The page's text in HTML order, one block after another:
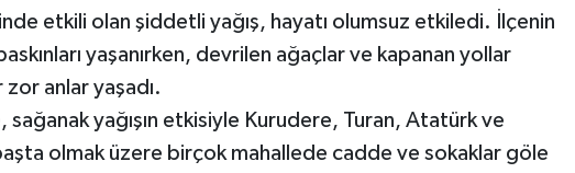
etkili olan şiddetli yağış, hayatı olumsuz etkiledi. İlçenin
yaşanırken, devrilen ağaçlar ve kapanan yollar
anlar yaşadı.
yağışın etkisiyle Kurudere, Turan, Atatürk ve
olmak üzere birçok mahallede cadde ve sokaklar göle